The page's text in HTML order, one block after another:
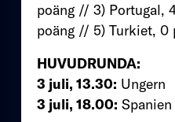
poäng // 3) Portugal,
poäng // 5) Turkiet, 0
HUVUDRUNDA:
3 juli, 13.30: Ungern
3 juli, 18.00: Spanien